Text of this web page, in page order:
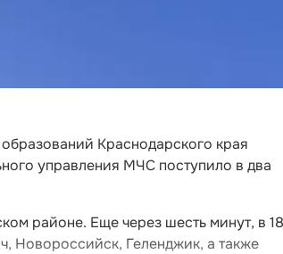
Краснодарского края
управления МЧС поступило в два
районе. Еще через шесть минут, в
Новороссийск, Геленджик, а также